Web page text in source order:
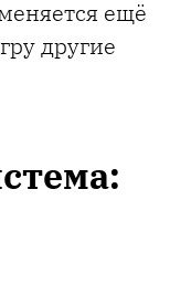
ещё
другие